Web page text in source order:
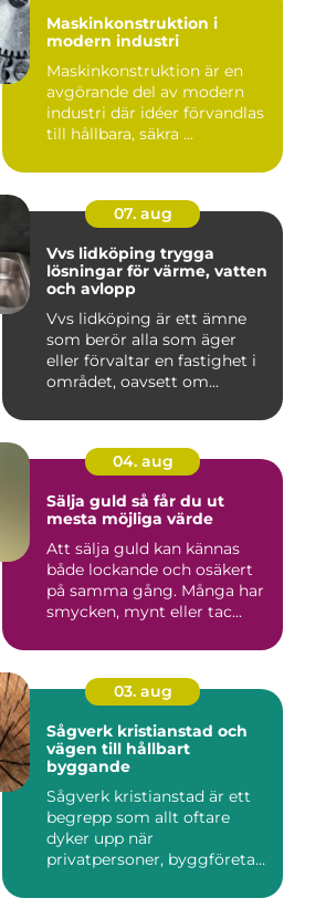
Maskinkonstruktion i
modern industri
Maskinkonstruktion är en
avgörande del av modern
industri där idéer förvandlas
till hållbara, säkra ...
07. aug
Vvs lidköping trygga
lösningar för värme, vatten
och avlopp
Vvs lidköping är ett ämne
som berör alla som äger
eller förvaltar en fastighet i
området, oavsett om...
04. aug
Sälja guld så får du ut
mesta möjliga värde
Att sälja guld kan kännas
både lockande och osäkert
på samma gång. Många har
smycken, mynt eller tac...
03. aug
Sågverk kristianstad och
vägen till hållbart
byggande
Sågverk kristianstad är ett
begrepp som allt oftare
dyker upp när
privatpersoner, byggföretag